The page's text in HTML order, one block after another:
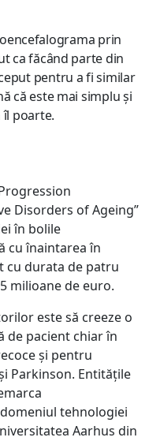
prin
ca făcând parte din
pentru a fi similar
că este mai simplu și
poarte.
Disorders of Ageing”
în bolile
cu înaintarea în
cu durata de patru
milioane de euro.
este să creeze o
de pacient chiar în
și pentru
Parkinson. Entităţile
tehnologiei
Aarhus din